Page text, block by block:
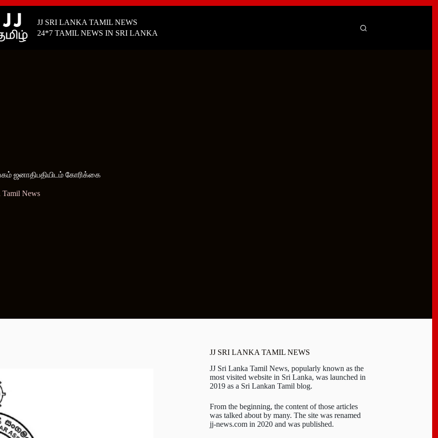
JJ SRI LANKA TAMIL NEWS
24*7 TAMIL NEWS IN SRI LANKA
ஜனாதிபதியிடம் கோரிக்கை
Tamil News
JJ SRI LANKA TAMIL NEWS
JJ Sri Lanka Tamil News, popularly known as the
most visited website in Sri Lanka, was launched in
2019 as a Sri Lankan Tamil blog.
From the beginning, the content of those articles
was talked about by many. The site was renamed
jj-news.com in 2020 and was published.